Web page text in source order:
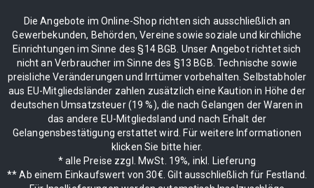
Die Angebote im Online-Shop richten sich ausschließlich an
Gewerbekunden, Behörden, Vereine sowie soziale und kirchliche
Einrichtungen im Sinne des §14 BGB. Unser Angebot richtet sich
nicht an Verbraucher im Sinne des §13 BGB. Technische sowie
preisliche Veränderungen und Irrtümer vorbehalten. Selbstabholer
aus EU-Mitgliedsländer zahlen zusätzlich eine Kaution in Höhe der
deutschen Umsatzsteuer (19 %), die nach Gelangen der Waren in
das andere EU-Mitgliedsland und nach Erhalt der
Gelangensbestätigung erstattet wird. Für weitere Informationen
klicken Sie bitte hier.
* alle Preise zzgl. MwSt. 19%, inkl. Lieferung
** Ab einem Einkaufswert von 30€. Gilt ausschließlich für Festland.